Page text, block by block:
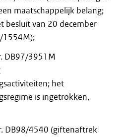
maatschappelijk belang;
besluit van 20 december
1554M);
DB97/3951M
het
is ingetrokken,
DB98/4540 (giftenaftrek